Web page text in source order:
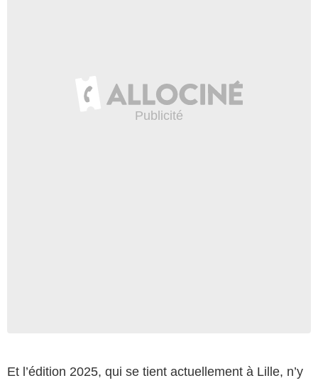
Et l’édition 2025, qui se tient actuellement à Lille, n’y